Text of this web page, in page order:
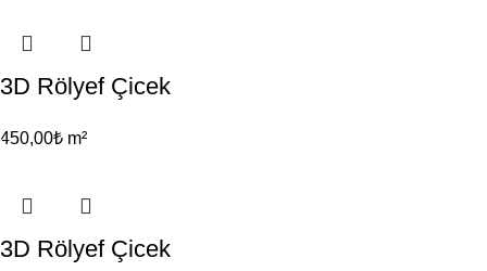
3D Rölyef Çicek
450,00₺ m²
3D Rölyef Çicek